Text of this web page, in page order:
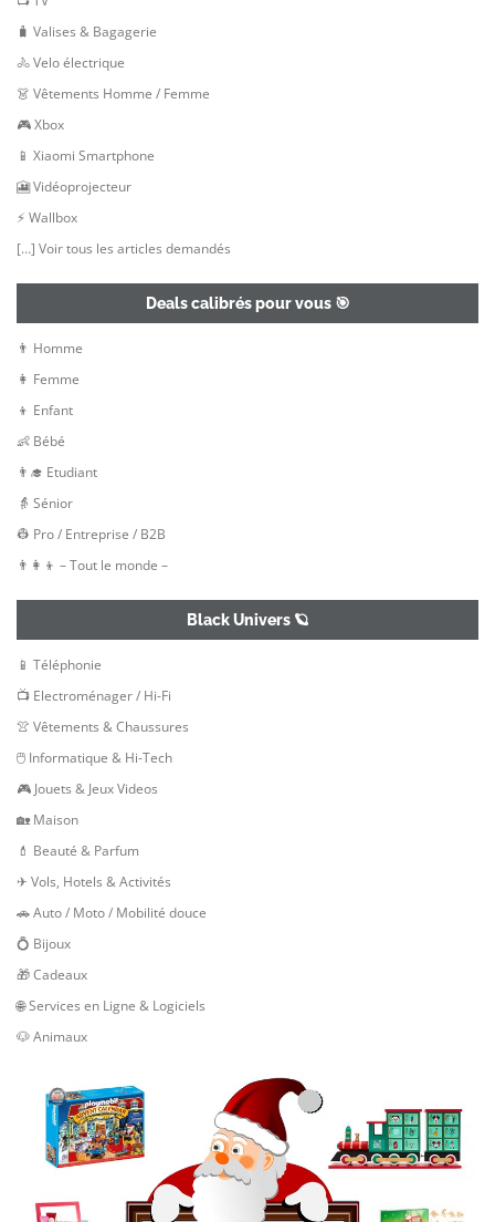
🧳 Valises & Bagagerie
🚴 Velo électrique
👗 Vêtements Homme / Femme
🎮 Xbox
📱 Xiaomi Smartphone
🎦 Vidéoprojecteur
⚡ Wallbox
[…] Voir tous les articles demandés
Deals calibrés pour vous 🎯
👨 Homme
👩 Femme
👦 Enfant
👶 Bébé
👨‍🎓 Etudiant
👵 Sénior
👷‍ Pro / Entreprise / B2B
👨‍👩‍👦 – Tout le monde –
Black Univers 🪐
📱 Téléphonie
📺 Electroménager / Hi-Fi
👚 Vêtements & Chaussures
🖱 Informatique & Hi-Tech
🎮 Jouets & Jeux Videos
🏡 Maison
💄 Beauté & Parfum
✈ Vols, Hotels & Activités
🚗 Auto / Moto / Mobilité douce
💍 Bijoux
🎁 Cadeaux
🌐 Services en Ligne & Logiciels
🐶 Animaux